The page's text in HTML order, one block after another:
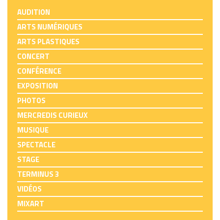
AUDITION
ARTS NUMÉRIQUES
ARTS PLASTIQUES
CONCERT
CONFÉRENCE
EXPOSITION
PHOTOS
MERCREDIS CURIEUX
MUSIQUE
SPECTACLE
STAGE
TERMINUS 3
VIDÉOS
MIXART